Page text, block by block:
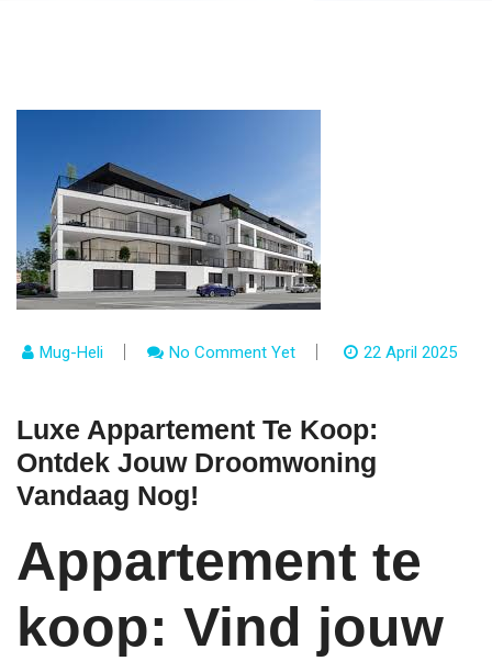
Mug-Heli No Comment Yet 22 April 2025
Luxe Appartement Te Koop:
Ontdek Jouw Droomwoning
Vandaag Nog!
Appartement te
koop: Vind jouw